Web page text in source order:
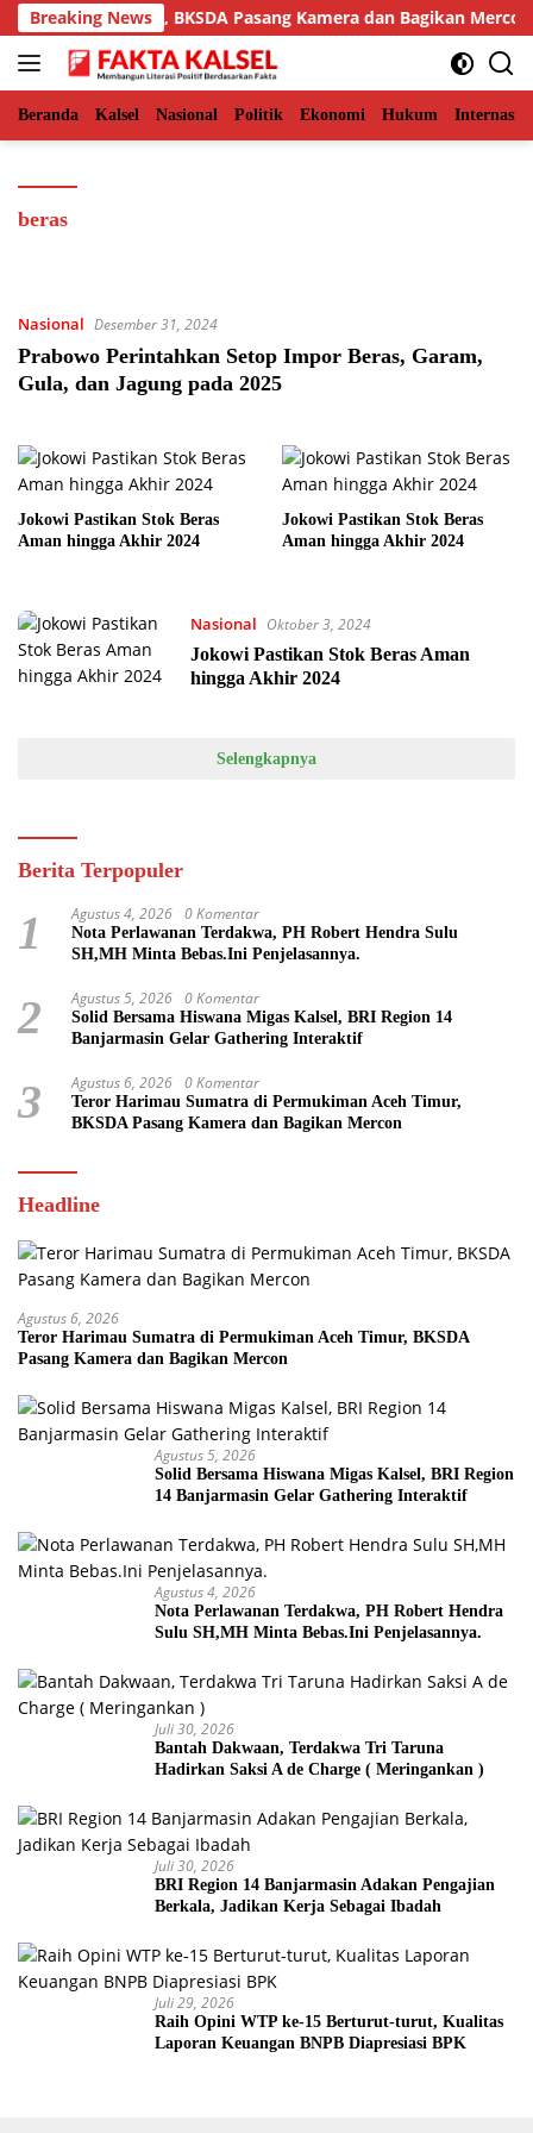
Langsung
ke
konten
Breaking News
Aceh Timur, BKSDA Pasang Kamera dan Bagikan Mercon
Beranda Kalsel Nasional Politik Ekonomi Hukum
beras
Nasional Desember 31, 2024
Prabowo Perintahkan Setop Impor Beras, Garam,
Gula, dan Jagung pada 2025
Jokowi Pastikan Stok Beras
Aman hingga Akhir 2024
Jokowi Pastikan Stok Beras
Aman hingga Akhir 2024
Nasional Oktober 3, 2024
Jokowi Pastikan Stok Beras Aman
hingga Akhir 2024
Selengkapnya
Berita Terpopuler
1 Agustus 4, 2026 0 Komentar
Nota Perlawanan Terdakwa, PH Robert Hendra Sulu
SH,MH Minta Bebas.Ini Penjelasannya.
2 Agustus 5, 2026 0 Komentar
Solid Bersama Hiswana Migas Kalsel, BRI Region 14
Banjarmasin Gelar Gathering Interaktif
3 Agustus 6, 2026 0 Komentar
Teror Harimau Sumatra di Permukiman Aceh Timur,
BKSDA Pasang Kamera dan Bagikan Mercon
Headline
Agustus 6, 2026
Teror Harimau Sumatra di Permukiman Aceh Timur, BKSDA
Pasang Kamera dan Bagikan Mercon
Agustus 5, 2026
Solid Bersama Hiswana Migas Kalsel, BRI Region
14 Banjarmasin Gelar Gathering Interaktif
Agustus 4, 2026
Nota Perlawanan Terdakwa, PH Robert Hendra
Sulu SH,MH Minta Bebas.Ini Penjelasannya.
Juli 30, 2026
Bantah Dakwaan, Terdakwa Tri Taruna
Hadirkan Saksi A de Charge ( Meringankan )
Juli 30, 2026
BRI Region 14 Banjarmasin Adakan Pengajian
Berkala, Jadikan Kerja Sebagai Ibadah
Juli 29, 2026
Raih Opini WTP ke-15 Berturut-turut, Kualitas
Laporan Keuangan BNPB Diapresiasi BPK